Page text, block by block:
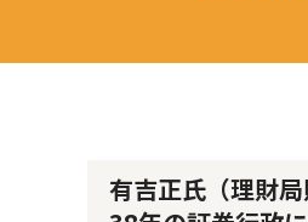
有吉正氏（理財